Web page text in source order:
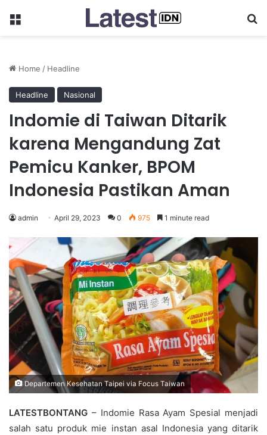
Menu
Home / Headline
Headline Nasional
Indomie di Taiwan Ditarik
karena Mengandung Zat
Pemicu Kanker, BPOM
Indonesia Pastikan Aman
admin April 29, 2023 0 975 1 minute read
Departemen Kesehatan Taipei via Focus Taiwan
LATESTBONTANG – Indomie Rasa Ayam Spesial menjadi
salah satu produk mie instan asal Indonesia yang ditarik